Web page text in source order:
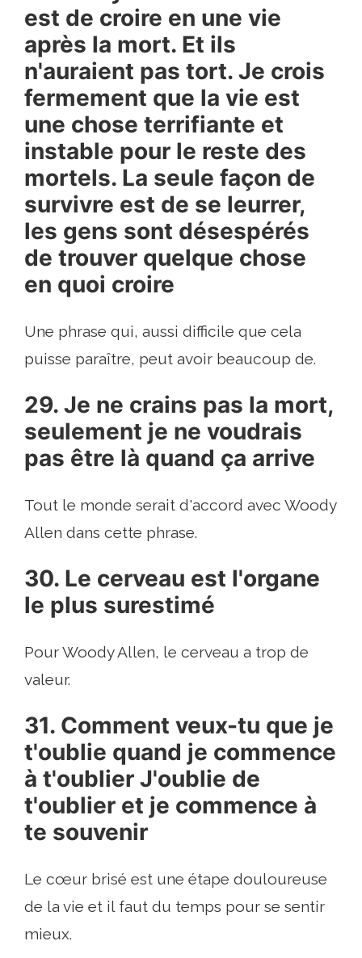
est de croire en une vie
après la mort. Et ils
n'auraient pas tort. Je crois
fermement que la vie est
une chose terrifiante et
instable pour le reste des
mortels. La seule façon de
survivre est de se leurrer,
les gens sont désespérés
de trouver quelque chose
en quoi croire
Une phrase qui, aussi difficile que cela
puisse paraître, peut avoir beaucoup de.
29. Je ne crains pas la mort,
seulement je ne voudrais
pas être là quand ça arrive
Tout le monde serait d'accord avec Woody
Allen dans cette phrase.
30. Le cerveau est l'organe
le plus surestimé
Pour Woody Allen, le cerveau a trop de
valeur.
31. Comment veux-tu que je
t'oublie quand je commence
à t'oublier J'oublie de
t'oublier et je commence à
te souvenir
Le cœur brisé est une étape douloureuse
de la vie et il faut du temps pour se sentir
mieux.